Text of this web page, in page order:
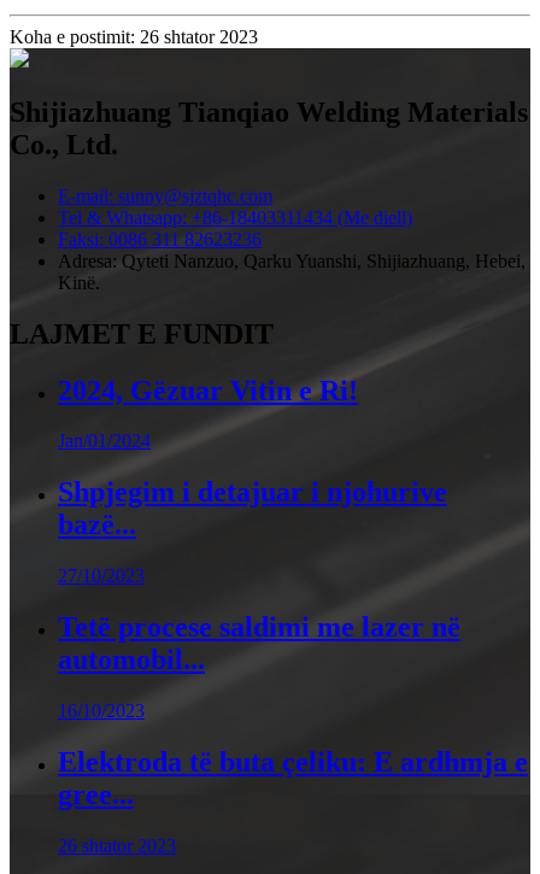
Koha e postimit: 26 shtator 2023
Shijiazhuang Tianqiao Welding Materials
Co., Ltd.
E-mail: sunny@sjztqhc.com
Tel & Whatsapp: +86-18403311434 (Me diell)
Faksi: 0086 311 82623236
Adresa: Qyteti Nanzuo, Qarku Yuanshi, Shijiazhuang, Hebei,
Kinë.
LAJMET E FUNDIT
2024, Gëzuar Vitin e Ri!
Jan/01/2024
Shpjegim i detajuar i njohurive
bazë...
27/10/2023
Tetë procese saldimi me lazer në
automobil...
16/10/2023
Elektroda të buta çeliku: E ardhmja e
gree...
26 shtator 2023